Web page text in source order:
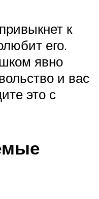
к
его.
явно
и вас
это с